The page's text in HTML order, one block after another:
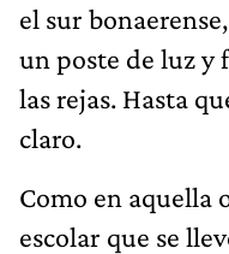
el sur
un poste de luz y
las rejas. Hasta
claro.
Como en aquella
escolar que se